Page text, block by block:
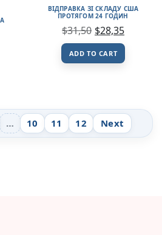
ВІДПРАВКА ЗІ СКЛАДУ США
ПРОТЯГОМ 24 ГОДИН
$31,50 $28,35
ADD TO CART
… 10 11 12 Next